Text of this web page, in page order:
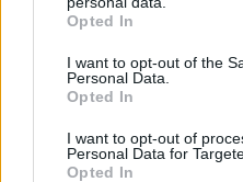
grant or deny consent to
use your data for below
consent section.
Opted In
I want to opt-out of the
Personal Data.
Opted In
I want to opt-out of
Personal Data for
Opted In
07.08.2026, 07:16
Στο mega yacht «Boardwalk»
Κέρκυρα η δεξίωση για τα
από την αμερικανική
Δείτε φωτογραφίες και